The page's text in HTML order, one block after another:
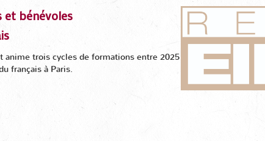
et bénévoles
anime trois cycles de formations entre 2025
français à Paris.